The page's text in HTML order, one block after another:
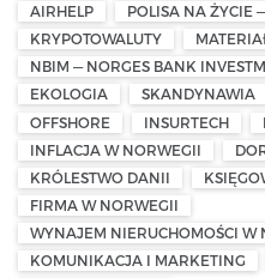
AIRHELP
POLISA NA ŻYCIE
KRYPOTOWALUTY
NBIM — NORGES BANK
EKOLOGIA
SKANDYNAWIA
OFFSHORE
INSURTECH
INFLACJA W NORWEGII
KRÓLESTWO DANII
FIRMA W NORWEGII
WYNAJEM NIERUCHOMOŚCI W
KOMUNIKACJA I MARKETING